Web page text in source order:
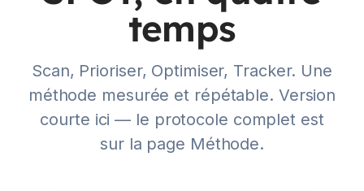
temps
Scan, Prioriser, Optimiser, Tracker. Une
méthode mesurée et répétable. Version
courte ici — le protocole complet est
sur la page Méthode.